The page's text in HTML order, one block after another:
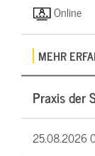
Online
MEHR
Praxis der
25.08.2026